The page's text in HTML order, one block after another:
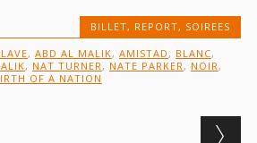
BILLET, REPORT, SOIREES
, ABD AL MALIK, AMISTAD , BLANC,
, NAT TURNER , NATE PARKER , NOIR ,
OF A NATION